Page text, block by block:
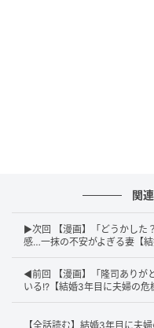
エキサイトニュース
関
▶次回 【漫画】「どうかした
感…一抹の不安がよぎる妻【結
◀前回 【漫画】「隆司ありが
いる!?【結婚3年目に夫婦の危
【全話読む】結婚3年目に夫